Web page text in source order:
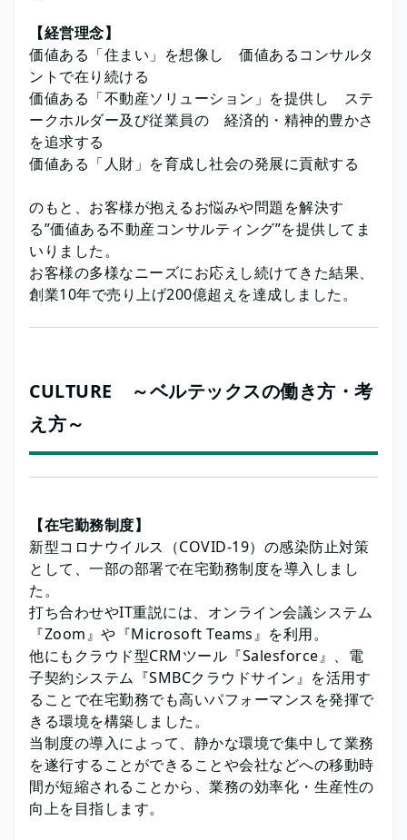
【経営理念】
価値ある「住まい」を想像し 価値あるコンサルタ
ントで在り続ける
価値ある「不動産ソリューション」を提供し ステ
ークホルダー及び従業員の 経済的・精神的豊かさ
を追求する
価値ある「人財」を育成し社会の発展に貢献する
のもと、お客様が抱えるお悩みや問題を解決す
る”価値ある不動産コンサルティング”を提供してま
いりました。
お客様の多様なニーズにお応えし続けてきた結果、
創業10年で売り上げ200億超えを達成しました。
CULTURE ～ベルテックスの働き方・考
え方～
【在宅勤務制度】
新型コロナウイルス（COVID-19）の感染防止対策
として、一部の部署で在宅勤務制度を導入しまし
た。
打ち合わせやIT重説には、オンライン会議システム
『Zoom』や『Microsoft Teams』を利用。
他にもクラウド型CRMツール『Salesforce』、電
子契約システム『SMBCクラウドサイン』を活用す
ることで在宅勤務でも高いパフォーマンスを発揮で
きる環境を構築しました。
当制度の導入によって、静かな環境で集中して業務
を遂行することができることや会社などへの移動時
間が短縮されることから、業務の効率化・生産性の
向上を目指します。